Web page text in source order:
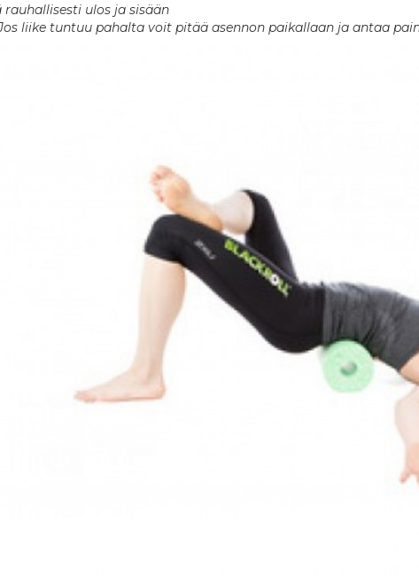
rauhallisesti ulos ja sisään
liike tuntuu pahalta voit pitää asennon paikallaan ja antaa